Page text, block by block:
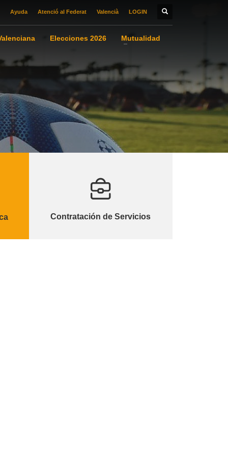
Ayuda Atenció al Federat Valencià LOGIN
Elecciones 2026 Mutualidad
Contratación de Servicios